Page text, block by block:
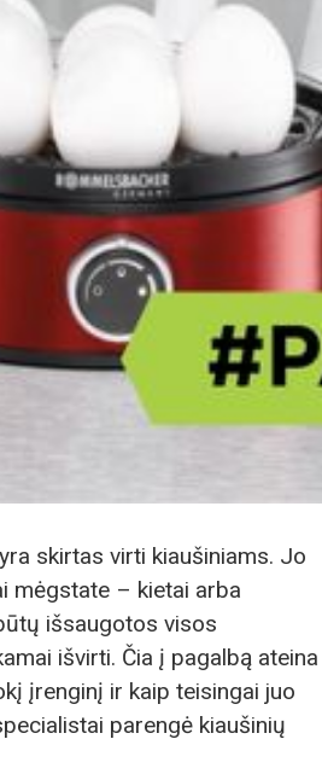
skirtas virti kiaušiniams. Jo
mėgstate – kietai arba
išsaugotos visos
išvirti. Čia į pagalbą ateina
įrenginį ir kaip teisingai juo
parengė kiaušinių